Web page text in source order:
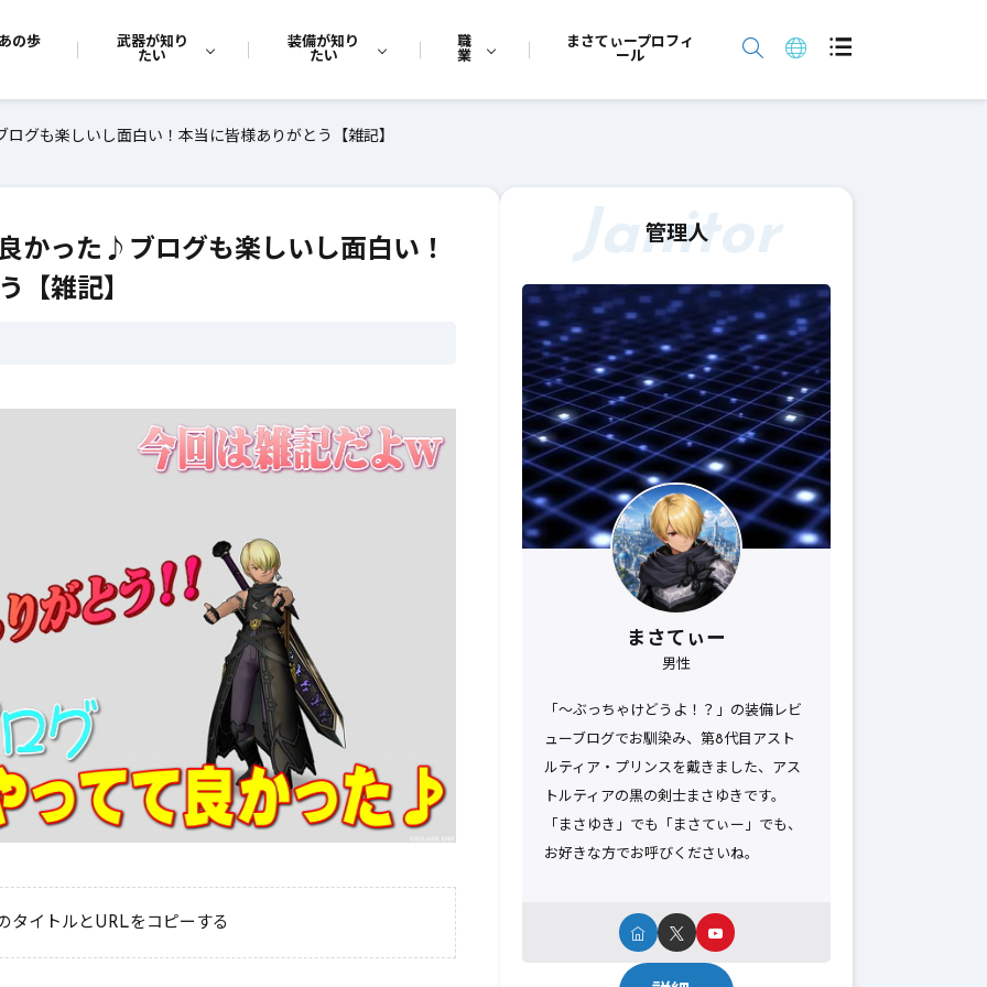
の歩
武器が知り
たい
装備が知り
たい
職
業
まさてぃープロフィ
ール
グも楽しいし面白い！本当に皆様ありがとう【雑記】
かった♪ブログも楽しいし面白い！
【雑記】
タイトルとURLをコピーする
管理人
Janitor
まさてぃー
男性
「～ぶっちゃけどうよ！？」の装備レビ
ューブログでお馴染み、第8代目アスト
ルティア・プリンスを戴きました、アス
トルティアの黒の剣士まさゆきです。
「まさゆき」でも「まさてぃー」でも、
お好きな方でお呼びくださいね。